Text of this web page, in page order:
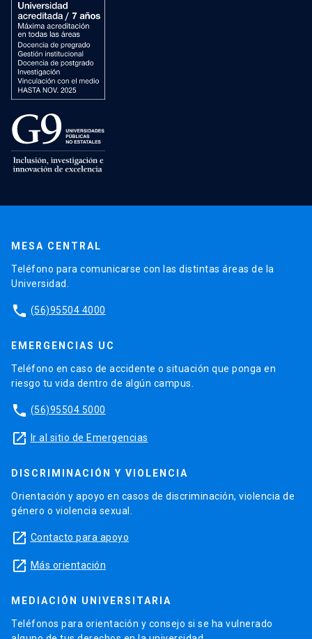
MESA CENTRAL
Teléfono para comunicarse con las distintas áreas de la
Universidad.
phone (56)95504 4000
EMERGENCIAS UC
Teléfono en caso de accidente o situación que ponga en
riesgo tu vida dentro de algún campus.
phone (56)95504 5000
launch Ir al sitio de Emergencias
DISCRIMINACIÓN Y VIOLENCIA
Orientación y apoyo en casos de discriminación, violencia de
género o violencia sexual.
launch Contacto para apoyo
launch Más orientación
MEDIACIÓN UNIVERSITARIA
Teléfonos para orientación y consejo si se ha vulnerado